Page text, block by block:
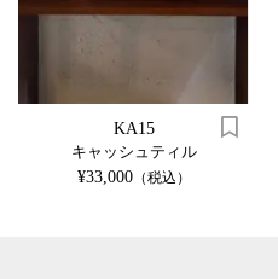
KA15
キャッシュティル
¥33,000（税込）